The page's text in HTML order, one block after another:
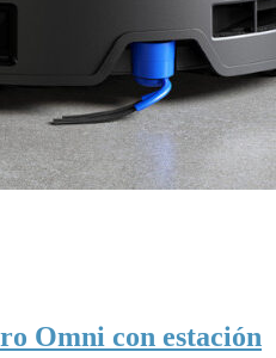
Omni con estación